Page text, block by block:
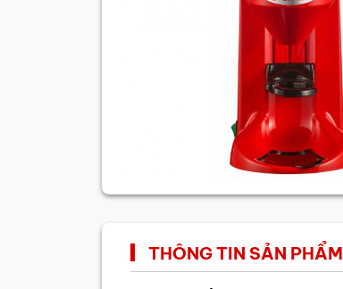
THÔNG TIN SẢN PHẨM